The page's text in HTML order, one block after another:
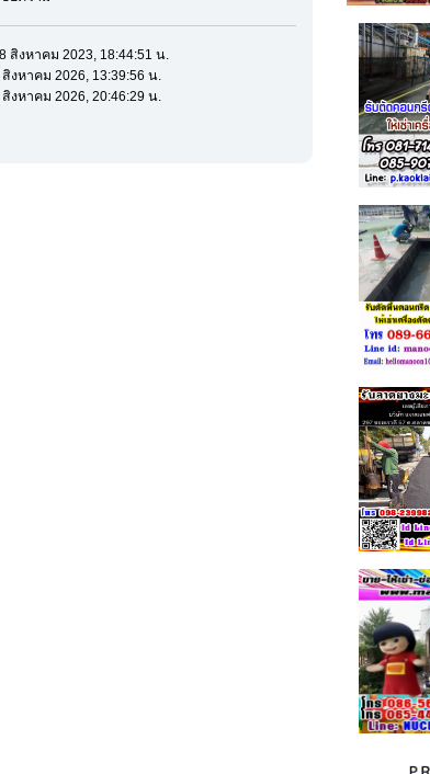
สิงหาคม 2023, 18:44:51 น.
งหาคม 2026, 13:39:56 น.
งหาคม 2026, 20:46:29 น.